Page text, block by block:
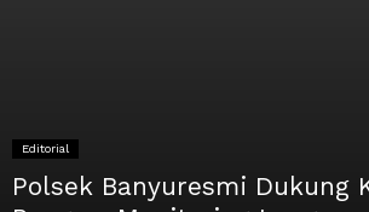
Editorial
Polsek Banyuresmi Dukung